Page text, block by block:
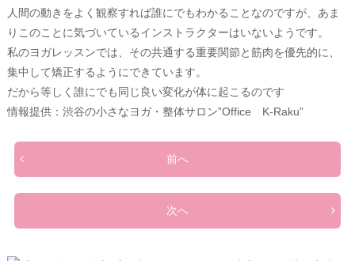
人間の動きをよく観察すれば誰にでもわかることなのですが、あま
りこのことに気づいているインストラクターはいないようです。
私のヨガレッスンでは、その共通する重要関節と筋肉を優先的に、
集中して矯正するようにできています。
だから等しく誰にでも同じ良い変化が体に起こるのです
情報提供：渋谷の小さなヨガ・整体サロン”Office K-Raku”
前へ
次へ